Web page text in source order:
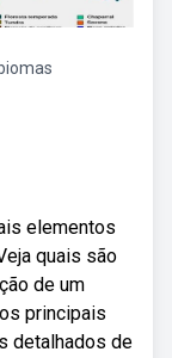
biomas
elementos
quais são
de um
principais
detalhados de